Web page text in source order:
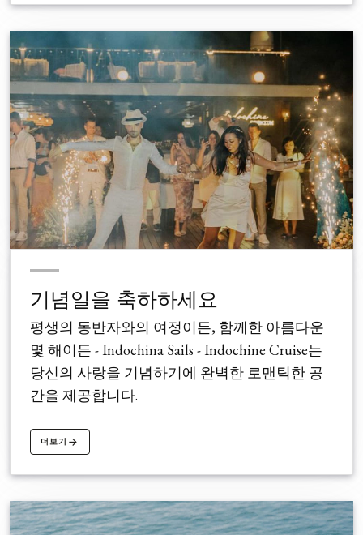
기념일을 축하하세요
평생의 동반자와의 여정이든, 함께한 아름다운
몇 해이든 - Indochina Sails - Indochine Cruise는
당신의 사랑을 기념하기에 완벽한 로맨틱한 공
간을 제공합니다.
더보기